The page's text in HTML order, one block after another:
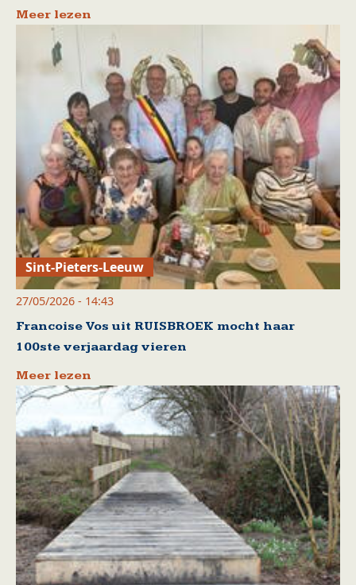
Meer lezen
Sint-Pieters-Leeuw
27/05/2026 - 14:43
Francoise Vos uit RUISBROEK mocht haar
100ste verjaardag vieren
Meer lezen